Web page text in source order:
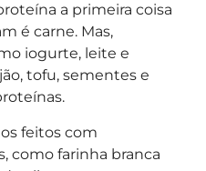
a primeira coisa
é carne. Mas,
iogurte, leite e
tofu, sementes e
feitos com
como farinha branca